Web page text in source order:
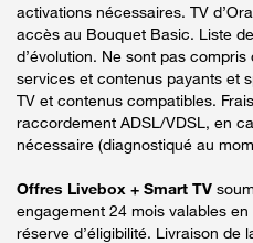
activations nécessaires. TV
accès au Bouquet Basic. Liste
d’évolution. Ne sont pas
services et contenus payants et
TV et contenus compatibles.
raccordement ADSL/VDSL, en
nécessaire (diagnostiqué au
Offres Livebox + Smart TV
engagement 24 mois valables
réserve d’éligibilité. Livraison de